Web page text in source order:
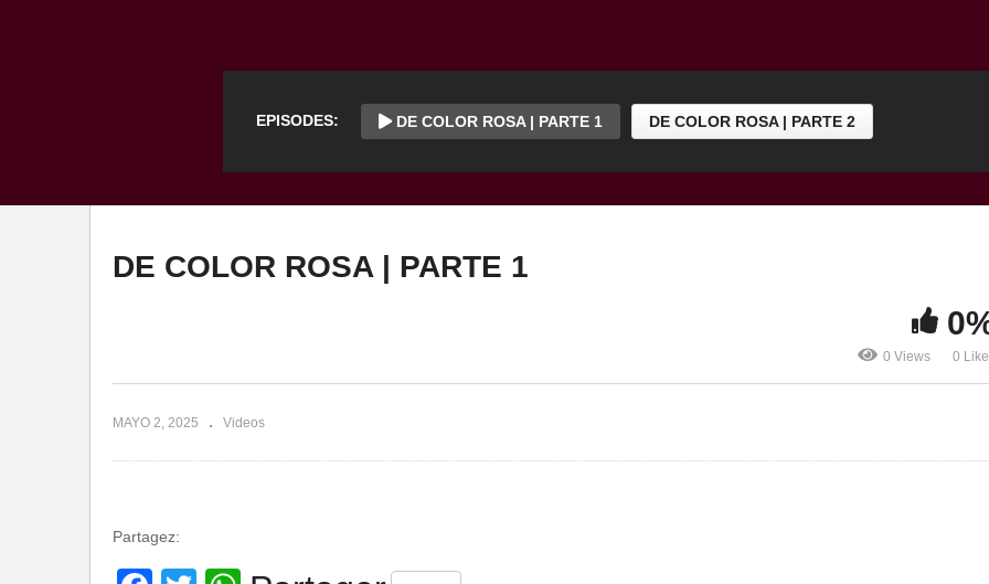
EPISODES: DE COLOR ROSA | PARTE 1 DE COLOR ROSA | PARTE 2
DE COLOR ROSA | PARTE 1
0 Views 0
MAYO 2, 2025 Videos
Partagez: